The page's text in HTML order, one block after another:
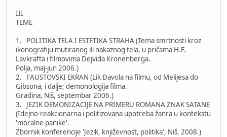
III
TEME
1. POLITIKA TELA I ESTETIKA STRAHA (Tema smrtnosti kroz
ikonografiju mutiranog ili nakaznog tela, u pričama H.F.
Lavkrafta i filmovima Dejvida Kronenberga.
Polja, maj-jun 2006.)
2. FAUSTOVSKI EKRAN (Lik Đavola na filmu, od Melijesa do
Gibsona, i dalje; demonologija filma.
Gradina, Niš, septembar 2006.)
3. JEZIK DEMONIZACIJE NA PRIMERU ROMANA ZNAK SATANE
(Idejno-reakcionarna i politizovana upotreba žanra u kontekstu
'moralne panike'.
Zbornik konferencije 'Jezik, književnost, politika', Niš, 2008.)